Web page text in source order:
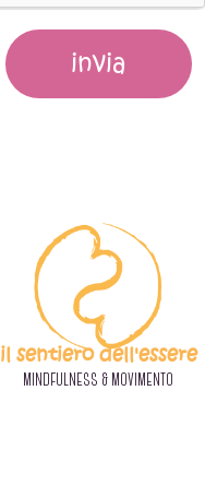
invia
il sentiero dell'essere
MINDFULNESS & MOVIMENTO